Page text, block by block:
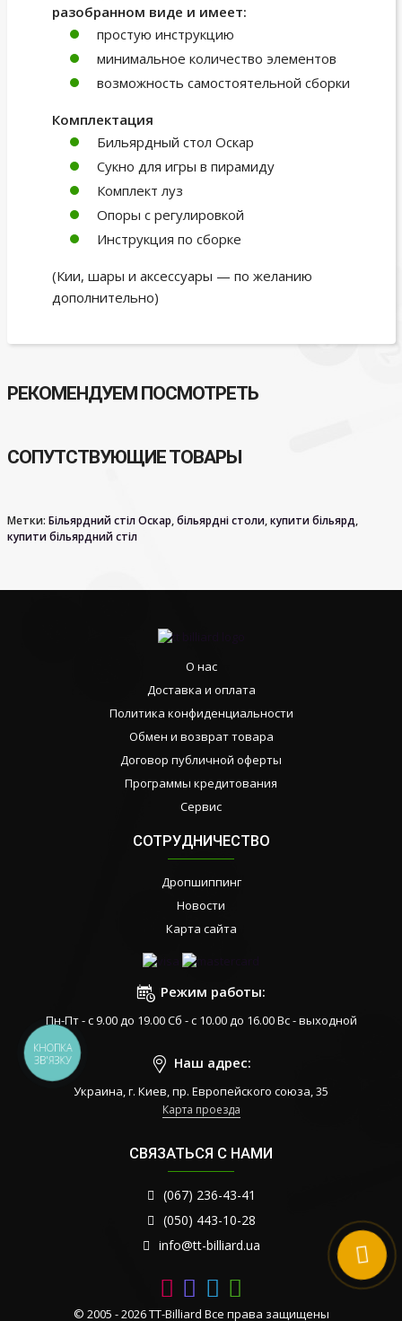
разобранном виде и имеет:
простую инструкцию
минимальное количество элементов
возможность самостоятельной сборки
Комплектация
Бильярдный стол Оскар
Сукно для игры в пирамиду
Комплект луз
Опоры с регулировкой
Инструкция по сборке
(Кии, шары и аксессуары — по желанию
дополнительно)
РЕКОМЕНДУЕМ ПОСМОТРЕТЬ
СОПУТСТВУЮЩИЕ ТОВАРЫ
Метки: Більярдний стіл Оскар,більярдні столи,купити більярд,
купити більярдний стіл
О нас
Доставка и оплата
Политика конфиденциальности
Обмен и возврат товара
Договор публичной оферты
Программы кредитования
Сервис
СОТРУДНИЧЕСТВО
Дропшиппинг
Новости
Карта сайта
Режим работы:
Пн-Пт - с 9.00 до 19.00 Сб - с 10.00 до 16.00 Вс - выходной
Наш адрес:
Украина, г. Киев, пр. Европейского союза, 35
Карта проезда
СВЯЗАТЬСЯ С НАМИ
(067) 236-43-41
(050) 443-10-28
info@tt-billiard.ua
© 2005 - 2026 TT-Billiard Все права защищены
КНОПКА
ЗВ'ЯЗКУ